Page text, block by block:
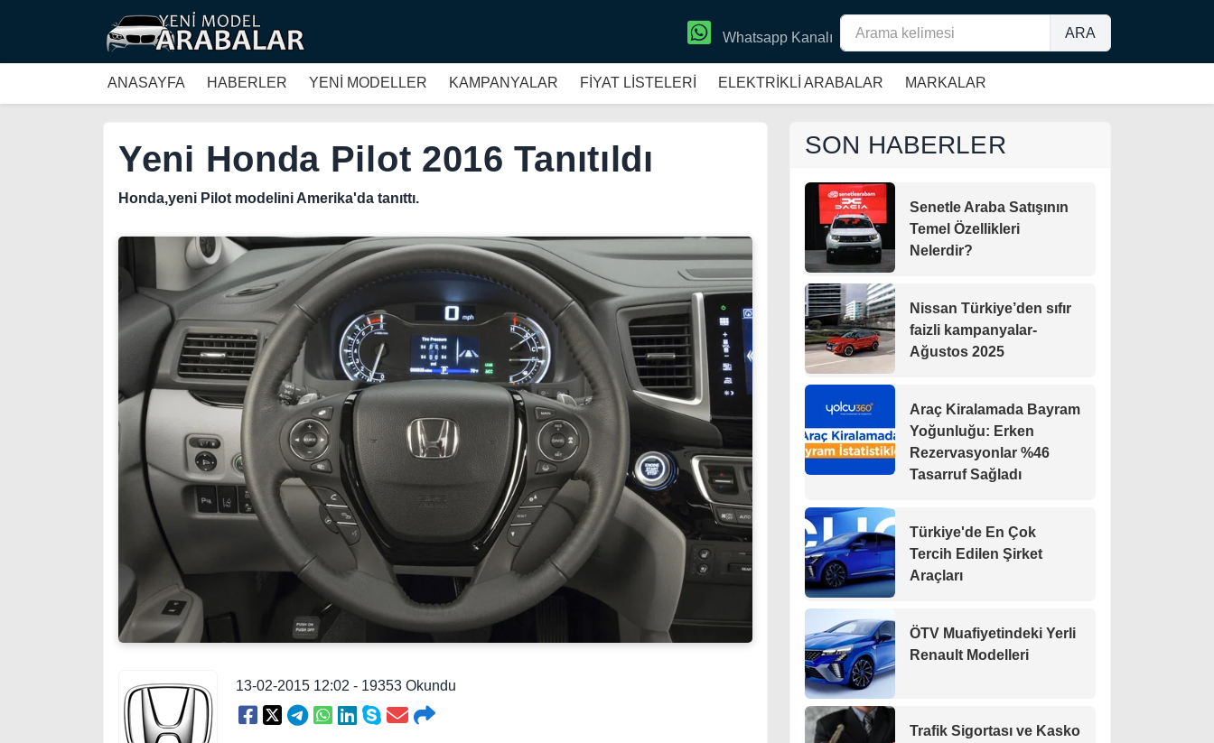
ARA
Whatsapp Kanalı
ANASAYFA HABERLER YENİ MODELLER KAMPANYALAR FİYAT LİSTELERİ ELEKTRİKLİ ARABALAR MARKALAR
Yeni Honda Pilot 2016 Tanıtıldı
Honda,yeni Pilot modelini Amerika'da tanıttı.
13-02-2015 12:02 - 19353 Okundu
SON HABERLER
Senetle Araba Satışının
Temel Özellikleri
Nelerdir?
Nissan Türkiye’den sıfır
faizli kampanyalar-
Ağustos 2025
Araç Kiralamada Bayram
Yoğunluğu: Erken
Rezervasyonlar %46
Tasarruf Sağladı
Türkiye'de En Çok
Tercih Edilen Şirket
Araçları
ÖTV Muafiyetindeki Yerli
Renault Modelleri
Trafik Sigortası ve Kasko